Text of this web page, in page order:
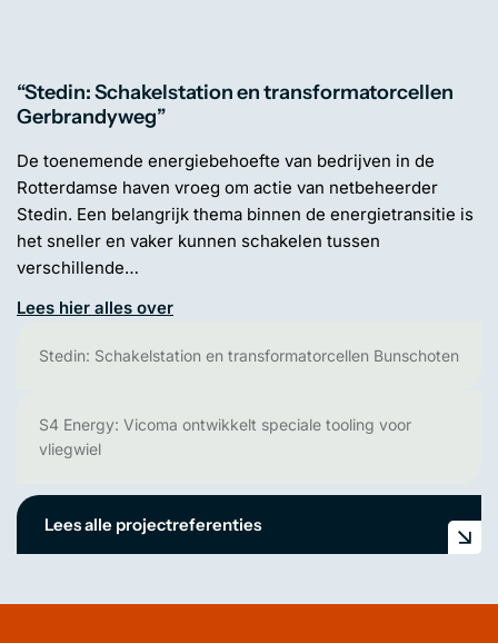
“Stedin: Schakelstation en transformatorcellen
Gerbrandyweg”
De toenemende energiebehoefte van bedrijven in de
Rotterdamse haven vroeg om actie van netbeheerder
Stedin. Een belangrijk thema binnen de energietransitie is
het sneller en vaker kunnen schakelen tussen
verschillende…
Lees hier alles over
Stedin: Schakelstation en transformatorcellen Bunschoten
S4 Energy: Vicoma ontwikkelt speciale tooling voor
vliegwiel
Lees alle projectreferenties